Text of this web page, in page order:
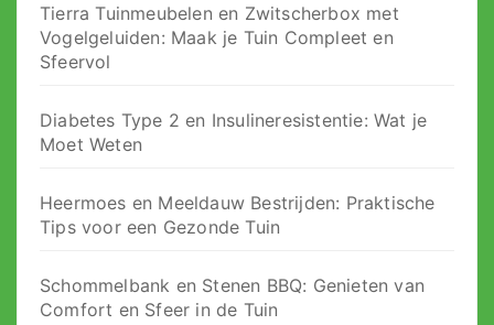
Tierra Tuinmeubelen en Zwitscherbox met
Vogelgeluiden: Maak je Tuin Compleet en
Sfeervol
Diabetes Type 2 en Insulineresistentie: Wat je
Moet Weten
Heermoes en Meeldauw Bestrijden: Praktische
Tips voor een Gezonde Tuin
Schommelbank en Stenen BBQ: Genieten van
Comfort en Sfeer in de Tuin